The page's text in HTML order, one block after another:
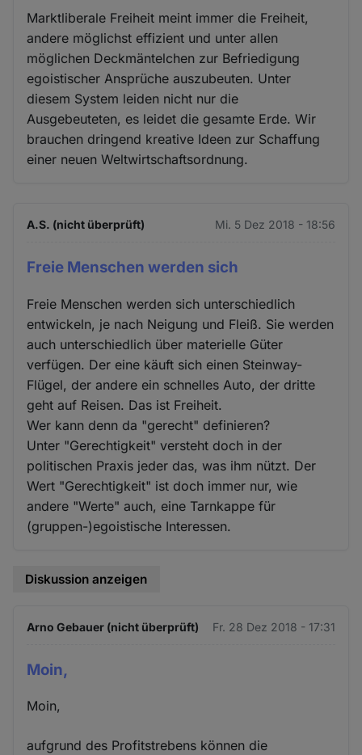
Marktliberale Freiheit meint immer die Freiheit,
andere möglichst effizient und unter allen
möglichen Deckmäntelchen zur Befriedigung
egoistischer Ansprüche auszubeuten. Unter
diesem System leiden nicht nur die
Ausgebeuteten, es leidet die gesamte Erde. Wir
brauchen dringend kreative Ideen zur Schaffung
einer neuen Weltwirtschaftsordnung.
A.S. (nicht überprüft) Mi. 5 Dez 2018 - 18:56
Freie Menschen werden sich
Freie Menschen werden sich unterschiedlich
entwickeln, je nach Neigung und Fleiß. Sie werden
auch unterschiedlich über materielle Güter
verfügen. Der eine käuft sich einen Steinway-
Flügel, der andere ein schnelles Auto, der dritte
geht auf Reisen. Das ist Freiheit.
Wer kann denn da "gerecht" definieren?
Unter "Gerechtigkeit" versteht doch in der
politischen Praxis jeder das, was ihm nützt. Der
Wert "Gerechtigkeit" ist doch immer nur, wie
andere "Werte" auch, eine Tarnkappe für
(gruppen-)egoistische Interessen.
Diskussion anzeigen
Arno Gebauer (nicht überprüft) Fr. 28 Dez 2018 - 17:31
Moin,
Moin,
aufgrund des Profitstrebens können die